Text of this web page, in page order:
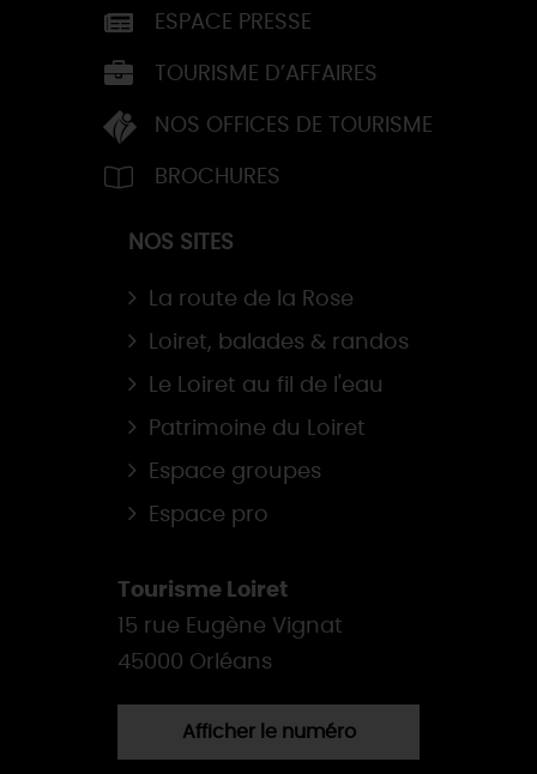
ESPACE PRESSE
TOURISME D’AFFAIRES
NOS OFFICES DE TOURISME
BROCHURES
NOS SITES
La route de la Rose
Loiret, balades & randos
Le Loiret au fil de l'eau
Patrimoine du Loiret
Espace groupes
Espace pro
Tourisme Loiret
15 rue Eugène Vignat
45000 Orléans
Afficher le numéro